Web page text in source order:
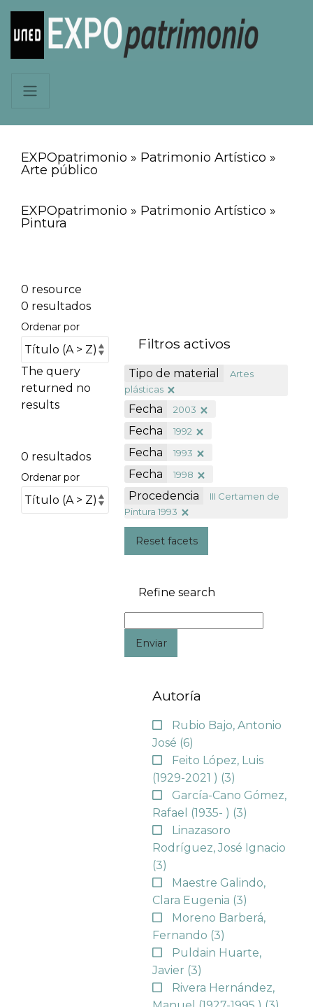
EXPOpatrimonio » Patrimonio Artístico »
Arte público
EXPOpatrimonio » Patrimonio Artístico »
Pintura
0 resource
0 resultados
Ordenar por
The query
returned no
results
0 resultados
Ordenar por
Filtros activos
Tipo de material
Artes
plásticas
Fecha 2003
Fecha 1992
Fecha 1993
Fecha 1998
Procedencia
III Certamen de
Pintura 1993
Reset facets
Refine search
Enviar
Autoría
Rubio Bajo, Antonio
José (6)
Feito López, Luis
(1929-2021 ) (3)
García-Cano Gómez,
Rafael (1935- ) (3)
Linazasoro
Rodríguez, José Ignacio
(3)
Maestre Galindo,
Clara Eugenia (3)
Moreno Barberá,
Fernando (3)
Puldain Huarte,
Javier (3)
Rivera Hernández,